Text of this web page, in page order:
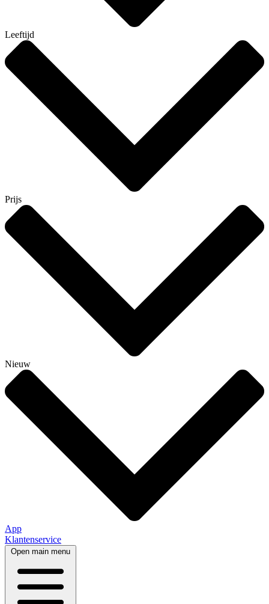
Leeftijd
Prijs
Nieuw
App
Klantenservice
Open main menu